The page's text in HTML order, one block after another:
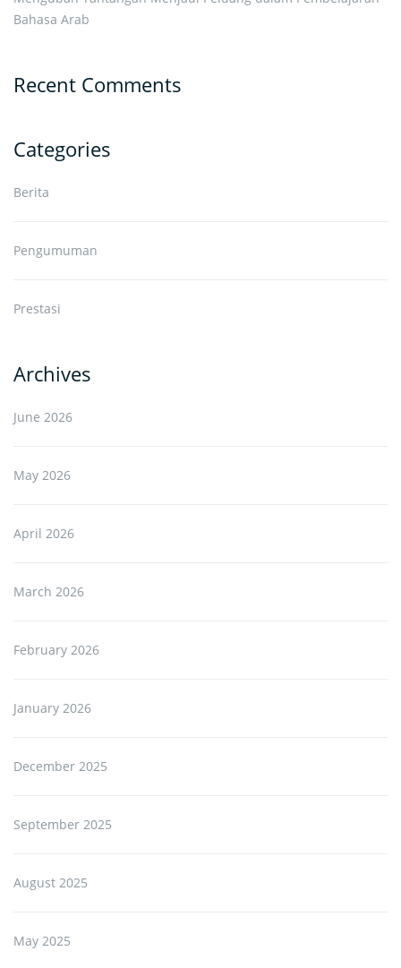
Bahasa Arab
Recent Comments
Categories
Berita
Pengumuman
Prestasi
Archives
June 2026
May 2026
April 2026
March 2026
February 2026
January 2026
December 2025
September 2025
August 2025
May 2025